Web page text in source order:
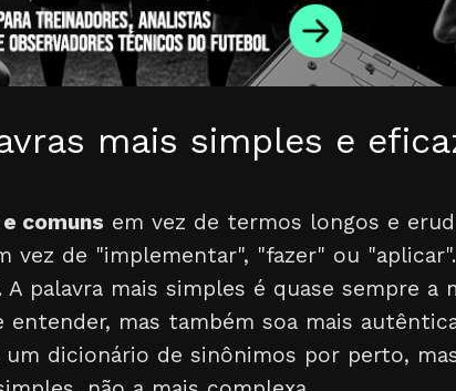
mais simples e
comuns em vez de termos longos e
vez de "implementar", "fazer" ou
palavra mais simples é quase sempre a
entender, mas também soa mais
um dicionário de sinônimos por perto,